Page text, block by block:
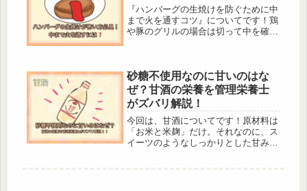
をおいしく作る方法をご説明します！
『ハンバーグの生焼けを防ぐために中
まで火を通すコツ』についてです！鶏
や豚のグリルの場合は切って中を確認
ね。そこで生焼けの心配をなくすため
に、ハンバーグを作る時の中まで火を
通すコツを解説します。
砂糖不使用なのに甘いのはな
ぜ？甘酒の栄養を管理栄養士
がズバリ解説！
今回は、甘酒についてです！原材料は
「お米と米麹」だけ。それなのに、ス
イーツのようなしっかりとした甘みが